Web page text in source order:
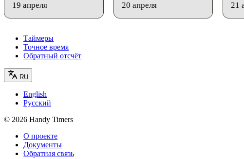
19 апреля 20 апреля 21
Таймеры
Точное время
Обратный отсчёт
RU
English
Русский
© 2026 Handy Timers
О проекте
Документы
Обратная связь